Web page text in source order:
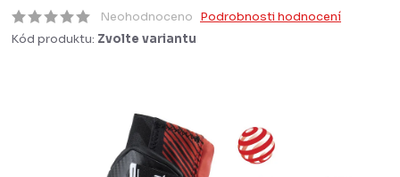
Neohodnoceno Podrobnosti hodnocení
Kód produktu: Zvolte variantu